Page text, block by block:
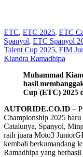
ETC, ETC 2025, ETC
Spanyol, ETC Spanyol
Talent Cup 2025, FIM
Kiandra Ramadhipa
Muhammad
hasil
Cup (ETC) 2025
AUTORIDE.CO.ID –
Championship 2025
Catalunya, Spanyol,
raih juara Moto3
kembali berkumandang
Ramadhipa yang berhasil